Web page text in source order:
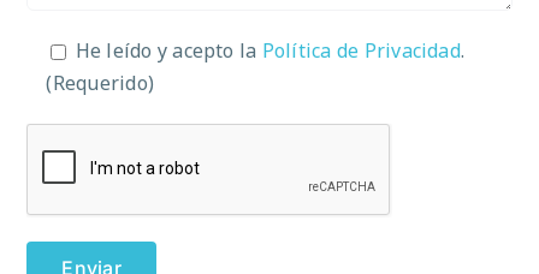
He leído y acepto la Política de Privacidad.
(Requerido)